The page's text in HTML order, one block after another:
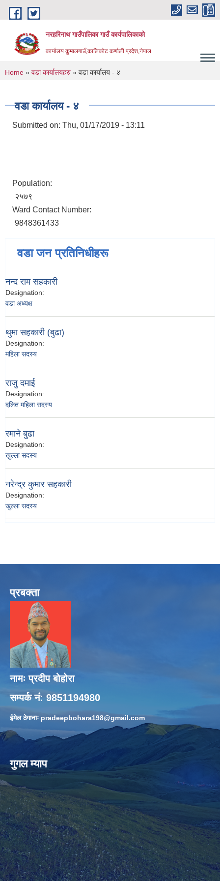
Skip to main content
नरहरिनाथ गाउँपालिका गाउँ कार्यपालिकाको
कार्यालय कुमालगाउँ,कालिकोट कर्णाली प्रदेश,नेपाल
You are here
Home » वडा कार्यालयहरु » वडा कार्यालय - ४
वडा कार्यालय - ४
Submitted on: Thu, 01/17/2019 - 13:11
Population:
२५७९
Ward Contact Number:
9848361433
वडा जन प्रतिनिधीहरू
नन्द राम सहकारी
Designation:
वडा अध्यक्ष
थुमा सहकारी (बुढा)
Designation:
महिला सदस्य
राजु दमाई
Designation:
दलित महिला सदस्य
रमाने बुढा
Designation:
खुल्ला सदस्य
नरेन्द्र कुमार सहकारी
Designation:
खुल्ला सदस्य
प्रबक्ता
नामः प्रदीप बोहोरा
सम्पर्क नं: 9851194980
ईमेल ठेगानाः pradeepbohara198@gmail.com
गुगल म्याप